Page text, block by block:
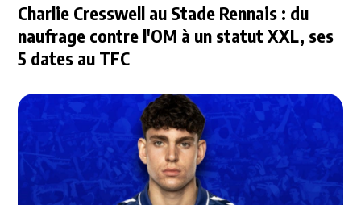
Charlie Cresswell au Stade Rennais : du
naufrage contre l'OM à un statut XXL, ses
5 dates au TFC